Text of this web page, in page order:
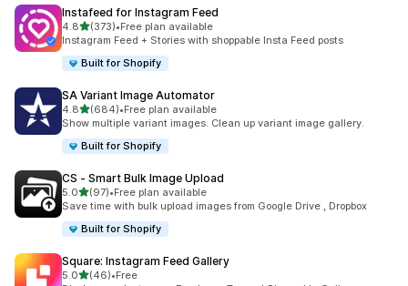
Instafeed for Instagram Feed
4.8เต็ม 5 ดาว
(373)
ทั้งหมด 373 รีวิว
•Free plan available
Instagram Feed + Stories with shoppable Insta Feed posts
Built for Shopify
SA Variant Image Automator
4.8เต็ม 5 ดาว
(684)
ทั้งหมด 684 รีวิว
•Free plan available
Show multiple variant images. Clean up variant image gallery.
Built for Shopify
CS ‑ Smart Bulk Image Upload
5.0เต็ม 5 ดาว
(97)
ทั้งหมด 97 รีวิว
•Free plan available
Save time with bulk upload images from Google Drive , Dropbox
Built for Shopify
Square: Instagram Feed Gallery
5.0เต็ม 5 ดาว
(46)
ทั้งหมด 46 รีวิว
•Free